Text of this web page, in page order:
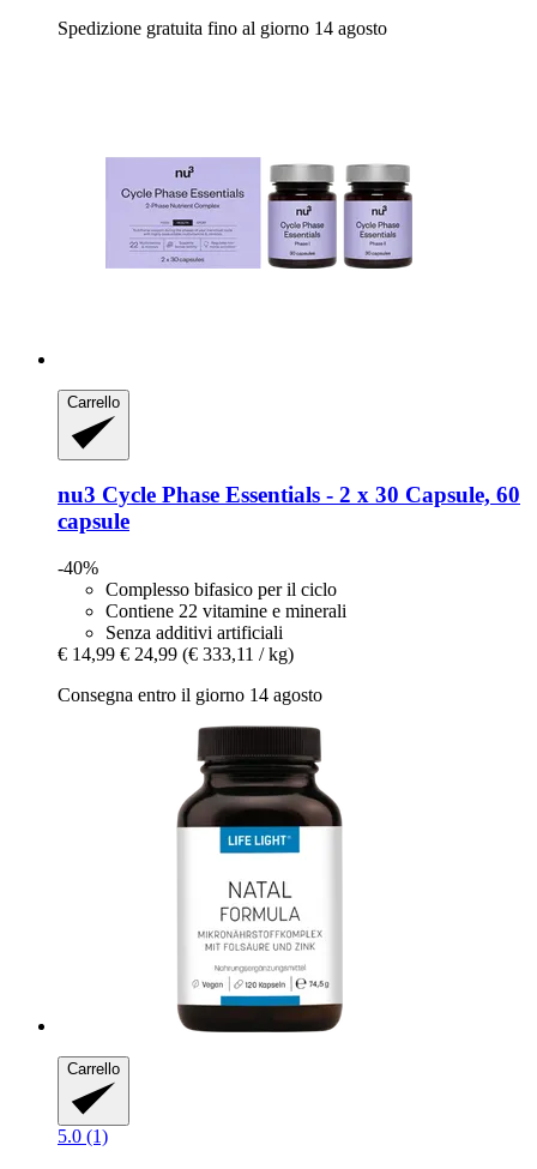
Spedizione gratuita fino al giorno 14 agosto
Carrello
nu3 Cycle Phase Essentials -​ 2 x 30 Capsule, 60
capsule
-40%
Complesso bifasico per il ciclo
Contiene 22 vitamine e minerali
Senza additivi artificiali
€ 14,99 € 24,99 (€ 333,11 / kg)
Consegna entro il giorno 14 agosto
Carrello
5.0 (1)